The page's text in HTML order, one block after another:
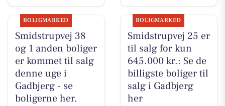
BOLIGMARKED
Smidstrupvej 38
og 1 anden boliger
er kommet til salg
denne uge i
Gadbjerg - se
boligerne her.
BOLIGMARKED
Smidstrupvej 25 er
til salg for kun
645.000 kr.: Se de
billigste boliger til
salg i Gadbjerg
her